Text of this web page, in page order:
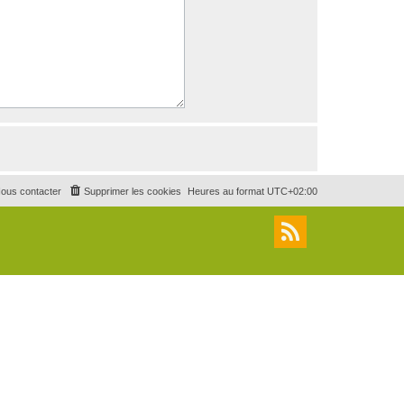
Heures au format UTC+02:00
Supprimer les cookies
contacter